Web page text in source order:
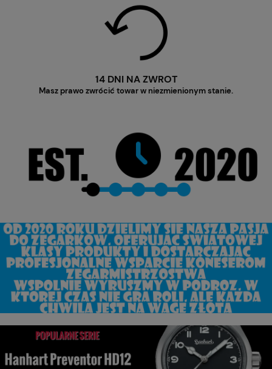
14 DNI NA ZWROT
Masz prawo zwrócić towar w niezmienionym stanie.